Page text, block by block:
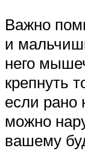
Важно
и
него
крепнуть
если рано
можно
вашему